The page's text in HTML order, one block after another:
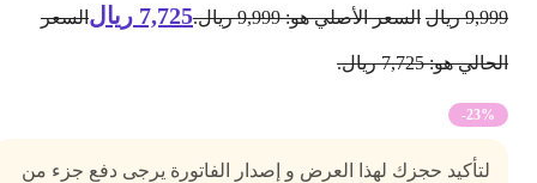
ريال السعر الأصلي هو: 9,999 ريال. 7,725 ريال السعر
هو: 7,725 ريال.
-23%
لتأكيد حجزك لهذا العرض و إصدار الفاتورة يرجى دفع جزء من